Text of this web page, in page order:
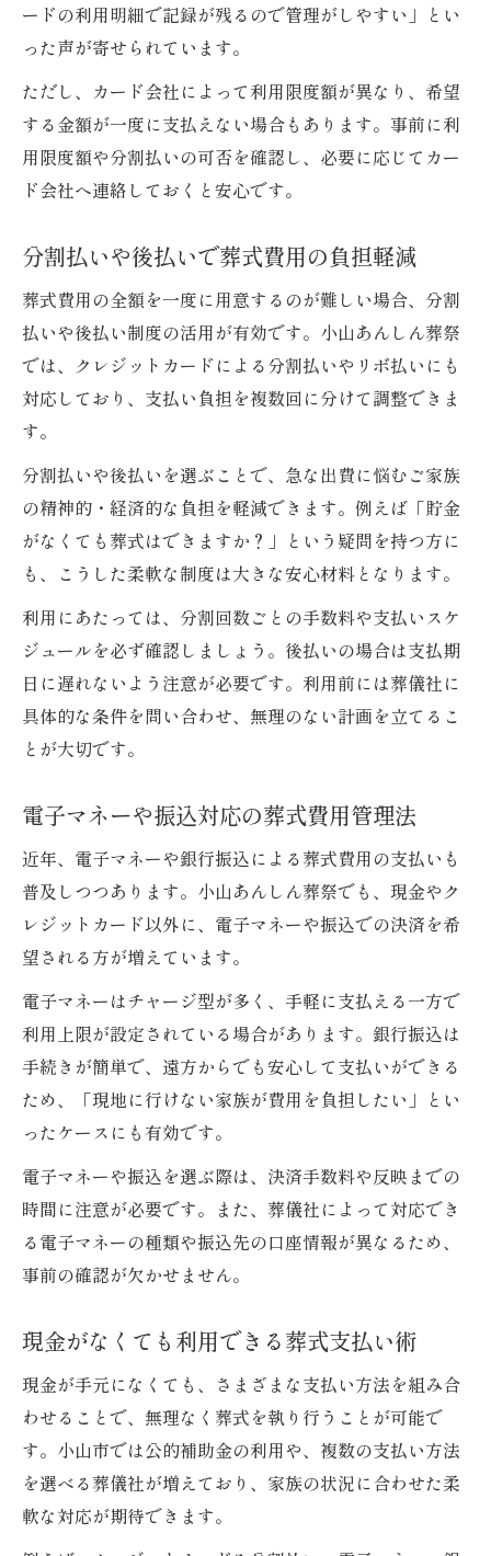
ードの利用明細で記録が残るので管理がしやすい」とい
った声が寄せられています。
ただし、カード会社によって利用限度額が異なり、希望
する金額が一度に支払えない場合もあります。事前に利
用限度額や分割払いの可否を確認し、必要に応じてカー
ド会社へ連絡しておくと安心です。
分割払いや後払いで葬式費用の負担軽減
葬式費用の全額を一度に用意するのが難しい場合、分割
払いや後払い制度の活用が有効です。小山あんしん葬祭
では、クレジットカードによる分割払いやリボ払いにも
対応しており、支払い負担を複数回に分けて調整できま
す。
分割払いや後払いを選ぶことで、急な出費に悩むご家族
の精神的・経済的な負担を軽減できます。例えば「貯金
がなくても葬式はできますか？」という疑問を持つ方に
も、こうした柔軟な制度は大きな安心材料となります。
利用にあたっては、分割回数ごとの手数料や支払いスケ
ジュールを必ず確認しましょう。後払いの場合は支払期
日に遅れないよう注意が必要です。利用前には葬儀社に
具体的な条件を問い合わせ、無理のない計画を立てるこ
とが大切です。
電子マネーや振込対応の葬式費用管理法
近年、電子マネーや銀行振込による葬式費用の支払いも
普及しつつあります。小山あんしん葬祭でも、現金やク
レジットカード以外に、電子マネーや振込での決済を希
望される方が増えています。
電子マネーはチャージ型が多く、手軽に支払える一方で
利用上限が設定されている場合があります。銀行振込は
手続きが簡単で、遠方からでも安心して支払いができる
ため、「現地に行けない家族が費用を負担したい」とい
ったケースにも有効です。
電子マネーや振込を選ぶ際は、決済手数料や反映までの
時間に注意が必要です。また、葬儀社によって対応でき
る電子マネーの種類や振込先の口座情報が異なるため、
事前の確認が欠かせません。
現金がなくても利用できる葬式支払い術
現金が手元になくても、さまざまな支払い方法を組み合
わせることで、無理なく葬式を執り行うことが可能で
す。小山市では公的補助金の利用や、複数の支払い方法
を選べる葬儀社が増えており、家族の状況に合わせた柔
軟な対応が期待できます。